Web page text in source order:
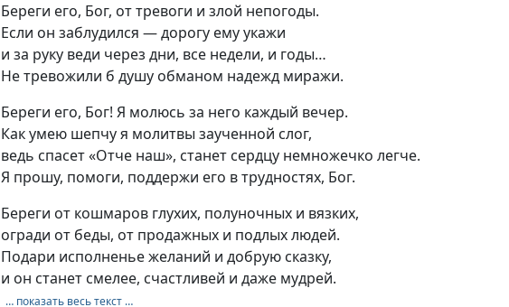
Береги его, Бог, от тревоги и злой непогоды.
Если он заблудился — дорогу ему укажи
и за руку веди через дни, все недели, и годы…
Не тревожили б душу обманом надежд миражи.
Береги его, Бог! Я молюсь за него каждый вечер.
Как умею шепчу я молитвы заученной слог,
ведь спасет «Отче наш», станет сердцу немножечко легче.
Я прошу, помоги, поддержи его в трудностях, Бог.
Береги от кошмаров глухих, полуночных и вязких,
огради от беды, от продажных и подлых людей.
Подари исполненье желаний и добрую сказку,
и он станет смелее, счастливей и даже мудрей.
… показать весь текст …